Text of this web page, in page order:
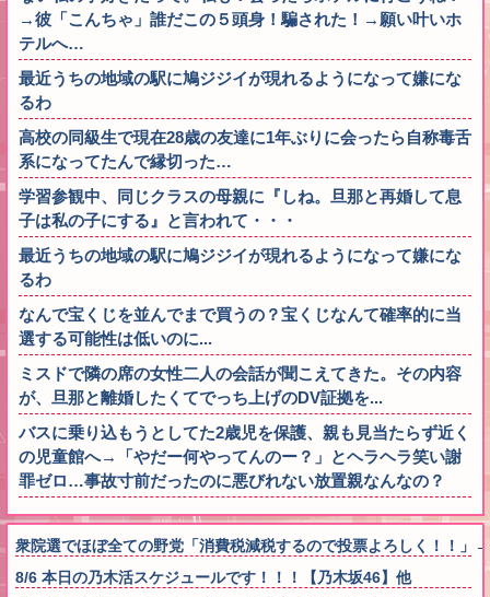
→彼「こんちゃ」誰だこの５頭身！騙された！→願い叶いホ
テルへ…
最近うちの地域の駅に鳩ジジイが現れるようになって嫌にな
るわ
高校の同級生で現在28歳の友達に1年ぶりに会ったら自称毒舌
系になってたんで縁切った…
学習参観中、同じクラスの母親に『しね。旦那と再婚して息
子は私の子にする』と言われて・・・
最近うちの地域の駅に鳩ジジイが現れるようになって嫌にな
るわ
なんで宝くじを並んでまで買うの？宝くじなんて確率的に当
選する可能性は低いのに...
ミスドで隣の席の女性二人の会話が聞こえてきた。その内容
が、旦那と離婚したくてでっち上げのDV証拠を...
バスに乗り込もうとしてた2歳児を保護、親も見当たらず近く
の児童館へ→「やだー何やってんのー？」とヘラヘラ笑い謝
罪ゼロ…事故寸前だったのに悪びれない放置親なんなの？
衆院選でほぼ全ての野党「消費税減税するので投票よろしく！！
8/6 本日の乃木活スケジュールです！！！【乃木坂46】他